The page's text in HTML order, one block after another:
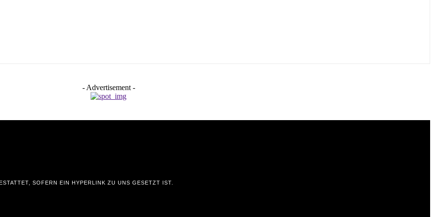
- Advertisement -
SOFERN EIN HYPERLINK ZU UNS GESETZT IST.